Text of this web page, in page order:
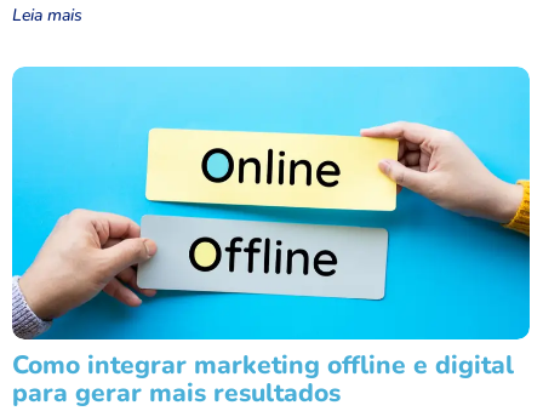
Leia mais
Como integrar marketing offline e digital
para gerar mais resultados